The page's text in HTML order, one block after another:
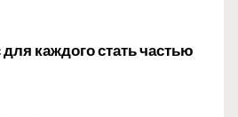
каждого стать частью